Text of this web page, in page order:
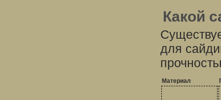
Какой
для
Материал